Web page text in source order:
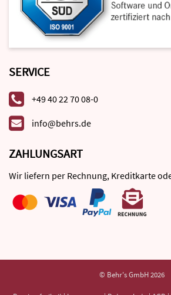
SERVICE
+49 40 22 70 08-0
info@behrs.de
ZAHLUNGSART
Wir liefern per Rechnung, Kreditkarte
© Behr's GmbH 2026